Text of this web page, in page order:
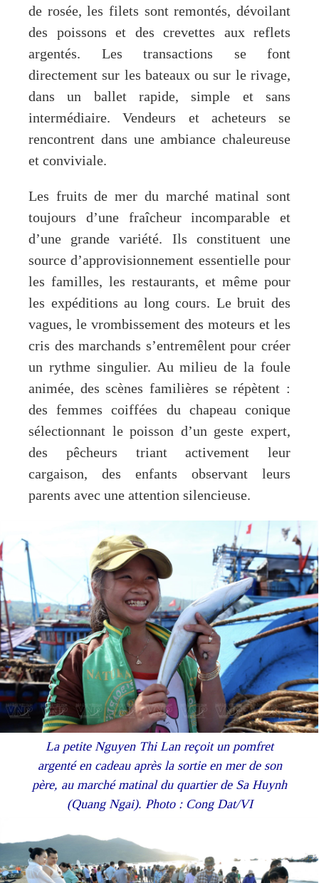
de rosée, les filets sont remontés, dévoilant
des poissons et des crevettes aux reflets
argentés. Les transactions se font
directement sur les bateaux ou sur le rivage,
dans un ballet rapide, simple et sans
intermédiaire. Vendeurs et acheteurs se
rencontrent dans une ambiance chaleureuse
et conviviale.
Les fruits de mer du marché matinal sont
toujours d’une fraîcheur incomparable et
d’une grande variété. Ils constituent une
source d’approvisionnement essentielle pour
les familles, les restaurants, et même pour
les expéditions au long cours. Le bruit des
vagues, le vrombissement des moteurs et les
cris des marchands s’entremêlent pour créer
un rythme singulier. Au milieu de la foule
animée, des scènes familières se répètent :
des femmes coiffées du chapeau conique
sélectionnant le poisson d’un geste expert,
des pêcheurs triant activement leur
cargaison, des enfants observant leurs
parents avec une attention silencieuse.
La petite Nguyen Thi Lan reçoit un pomfret
argenté en cadeau après la sortie en mer de son
père, au marché matinal du quartier de Sa Huynh
(Quang Ngai). Photo : Cong Dat/VI